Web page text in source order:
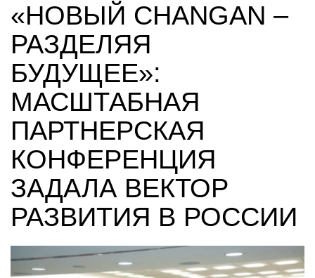
«НОВЫЙ CHANGAN –
РАЗДЕЛЯЯ
БУДУЩЕЕ»:
МАСШТАБНАЯ
ПАРТНЕРСКАЯ
КОНФЕРЕНЦИЯ
ЗАДАЛА ВЕКТОР
РАЗВИТИЯ В РОССИИ